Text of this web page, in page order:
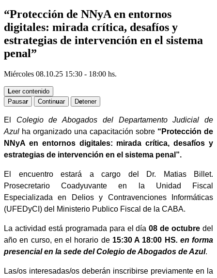
“Protección de NNyA en entornos
digitales: mirada crítica, desafíos y
estrategias de intervención en el sistema
penal”
Miércoles 08.10.25 15:30 - 18:00 hs.
Leer contenido
Pausar Continuar Detener
El Colegio de Abogados del Departamento Judicial de
Azul ha organizado una capacitación sobre “Protección de
NNyA en entornos digitales: mirada crítica, desafíos y
estrategias de intervención en el sistema penal”.
El encuentro estará a cargo del
Dr. Matias Billet.
Prosecretario Coadyuvante en la Unidad Fiscal
Especializada en Delios y Contravenciones Informáticas
(UFEDyCI) del Ministerio Publico Fiscal de la CABA.
La actividad está programada para el día 08 de octubredel
año en curso, en el horario de 15:30 A 18:00 HS. en forma
presencial en la sede del Colegio de Abogados de Azul.
Las/os interesadas/os deberán inscribirse previamente en la